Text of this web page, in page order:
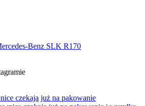
Benz SLK R170
czekają już na pakowanie